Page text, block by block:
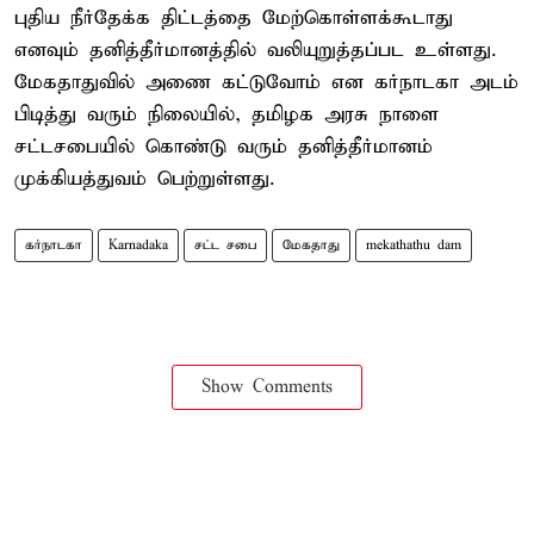
புதிய நீர்தேக்க திட்டத்தை மேற்கொள்ளக்கூடாது
எனவும் தனித்தீர்மானத்தில் வலியுறுத்தப்பட உள்ளது.
மேகதாதுவில் அணை கட்டுவோம் என கர்நாடகா அடம்
பிடித்து வரும் நிலையில், தமிழக அரசு நாளை
சட்டசபையில் கொண்டு வரும் தனித்தீர்மானம்
முக்கியத்துவம் பெற்றுள்ளது.
கர்நாடகா Karnadaka சட்ட சபை மேகதாது mekathathu dam
Show Comments